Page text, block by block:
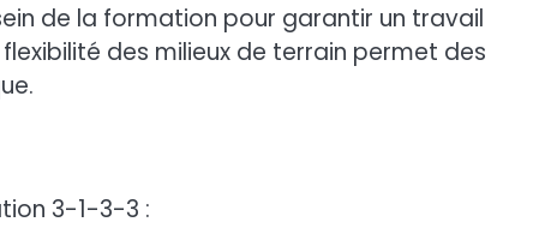
de la formation pour garantir un travail
des milieux de terrain permet des
3-1-3-3 :